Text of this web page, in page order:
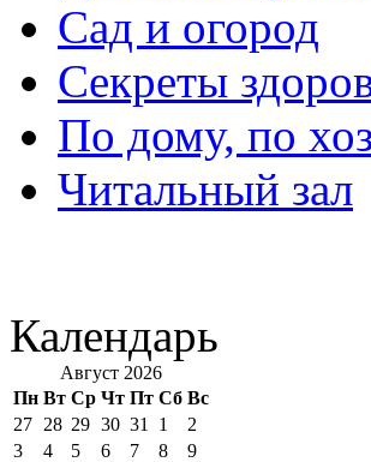
Сад и огород
Секреты
По дому, по
Читальный зал
Календарь
Август 2026
Пн Вт Ср Чт Пт Сб Вс
27 28 29 30 31 1
2
3
4 5 6 7 8
9